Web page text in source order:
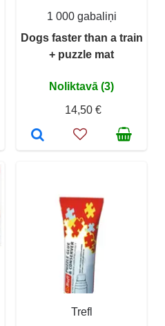
1 000 gabaliņi
Dogs faster than a train
+ puzzle mat
Noliktavā (3)
14,50 €
Trefl